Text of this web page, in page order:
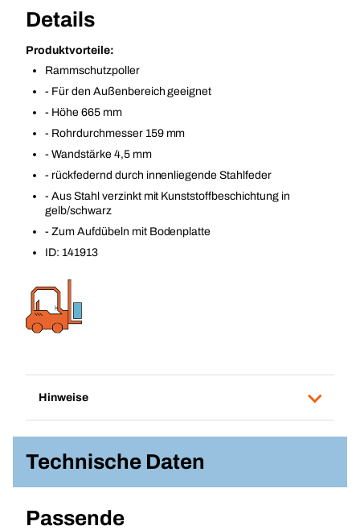
Details
Produktvorteile:
Rammschutzpoller
- Für den Außenbereich geeignet
- Höhe 665 mm
- Rohrdurchmesser 159 mm
- Wandstärke 4,5 mm
- rückfedernd durch innenliegende Stahlfeder
- Aus Stahl verzinkt mit Kunststoffbeschichtung in
gelb/schwarz
- Zum Aufdübeln mit Bodenplatte
ID: 141913
Hinweise
Technische Daten
Passende